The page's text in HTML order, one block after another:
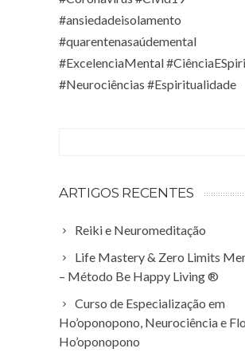
#ansiedadeisolamento
#quarentenasaúdemental
#ExcelenciaMental
#Neurociências #Espiritualidade
ARTIGOS RECENTES
Reiki e Neuromeditação
Life Mastery & Zero Limits
– Método Be Happy Living ®
Curso de Especialização em
Ho’oponopono, Neurociência e
Ho’oponopono